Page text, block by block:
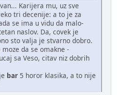
Karijera mu, uz sve
tri decenije: a to je za
se ima u vidu da malo-
naslov. Da, covek je
sto valja je stvarno dobro.
da se omakne -
sa Veso, citav niz dobrih
bar 5 horor klasika, a to nije